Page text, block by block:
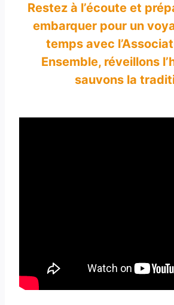
Restez à l’écoute et
embarquer pour un
temps avec
Ensemble, réveillons
sauvons la